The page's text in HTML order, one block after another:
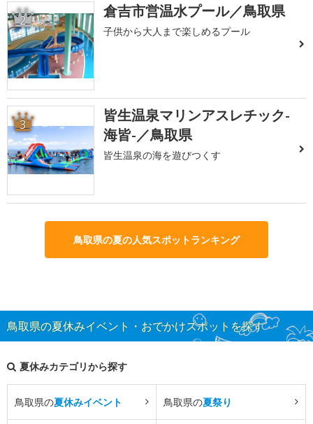
2 倉吉市営温水プール／鳥取県
子供から大人まで楽しめるプール
3
皆生温泉マリンアスレチック-
海皆-／鳥取県
皆生温泉の海を遊びつくす
鳥取県の夏の人気スポットランキング
鳥取県の夏休みイベント・おでかけスポットを探す
夏休みカテゴリから探す
鳥取県の夏休みイベント 鳥取県の夏祭り